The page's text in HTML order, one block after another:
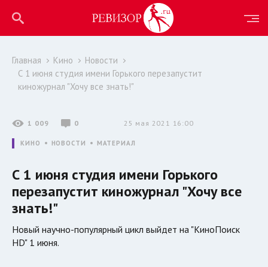
Главная Кино
Новости
С 1 июня студия имени Горького перезапустит
киножурнал "Хочу все знать!"
1 009 0 25 мая 2021 16:00
КИНО НОВОСТИ МАТЕРИАЛ
С 1 июня студия имени Горького
перезапустит киножурнал "Хочу все
знать!"
Новый научно-популярный цикл выйдет на "КиноПоиск
HD" 1 июня.